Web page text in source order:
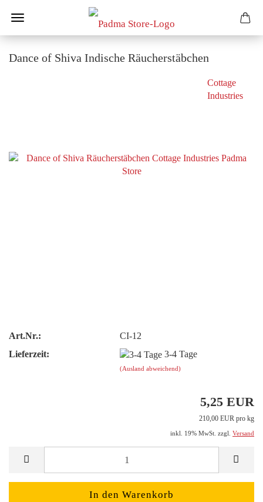
Dance of Shiva Indische Räucherstäbchen
Cottage
Industries
Art.Nr.:
CI-12
Lieferzeit:
3-4 Tage
(Ausland abweichend)
5,25 EUR
210,00 EUR pro kg
inkl. 19% MwSt. zzgl. Versand